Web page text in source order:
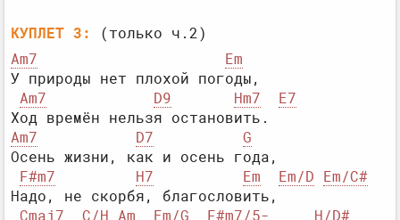
КУПЛЕТ 3:
Am7
Em
У природы нет плохой погоды,
Am7
D9 Hm7
E7
Am7
D7
G
Осень жизни, как и осень года,
F#m7
H7 Em Em/D
Em/C#
Надо, не скорбя, благословить,
Cmaj7
C/H Am Em/G F#m7/5-
H/D#